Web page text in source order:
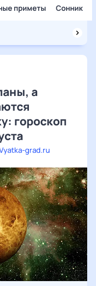
приметы Сонник
а
гороскоп
grad.ru